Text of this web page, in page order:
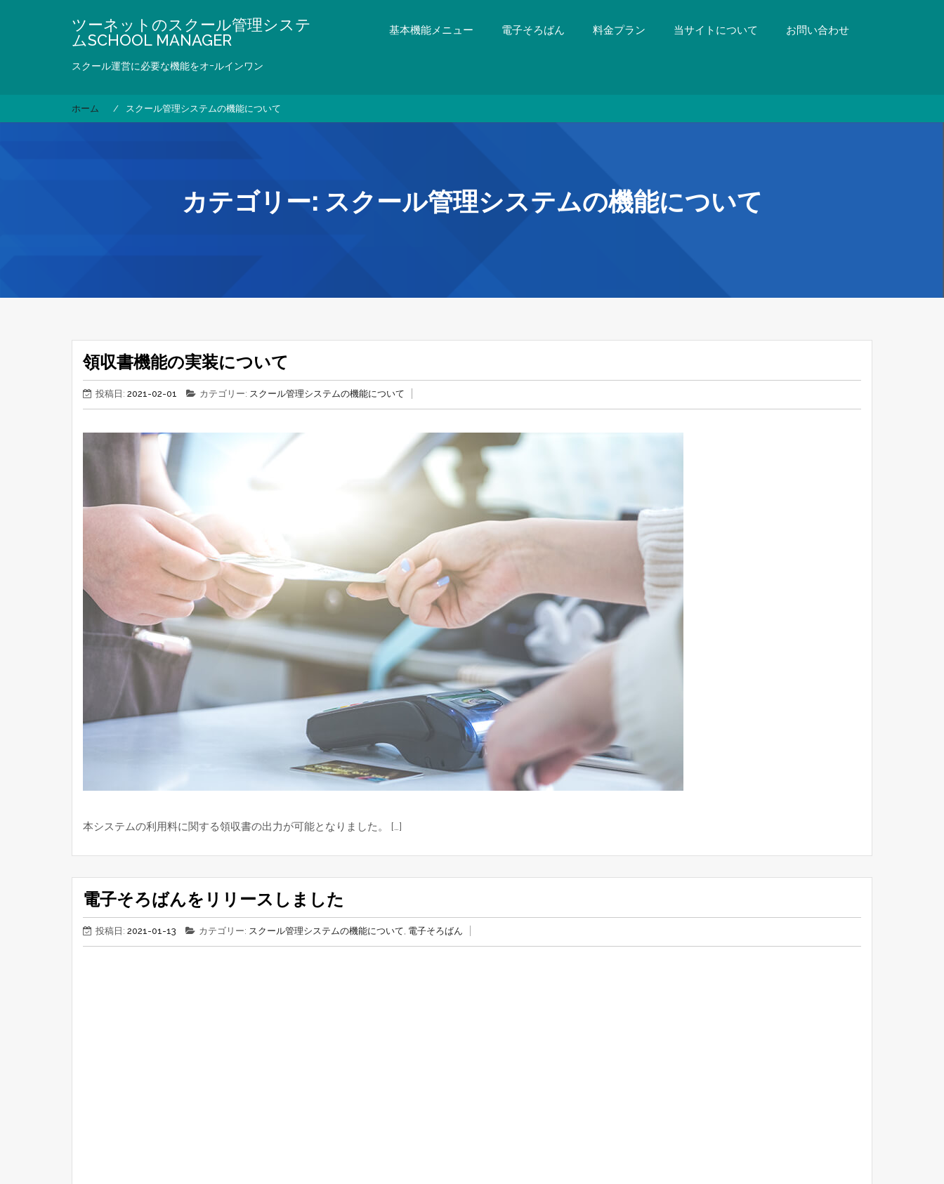
ツーネットのスクール管理システ
ムSCHOOL MANAGER
スクール運営に必要な機能をオｰルインワン
基本機能メニュー 電子そろばん 料金プラン 当サイトについて お問い合わせ
ホーム スクール管理システムの機能について
カテゴリー: スクール管理システムの機能について
領収書機能の実装について
投稿日: 2021-02-01 カテゴリー: スクール管理システムの機能について
本システムの利用料に関する領収書の出力が可能となりました。 […]
電子そろばんをリリースしました
投稿日: 2021-01-13 カテゴリー: スクール管理システムの機能について 電子そろばん